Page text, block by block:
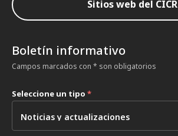
Sitios web del CICR
Boletín informativo
Campos marcados con * son obligatorios
Seleccione un tipo *